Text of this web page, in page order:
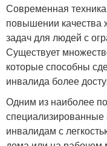
Современная
повышении качества
задач для людей с
Существует
которые способны
инвалида более
Одним из наиболее
инвалидам с